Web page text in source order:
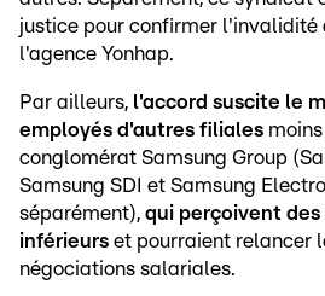
justice pour confirmer l'invalidité
l'agence Yonhap.
Par ailleurs, l'accord suscite le
employés d'autres filiales
conglomérat Samsung Group
Samsung SDI et Samsung
séparément), qui perçoivent des
inférieurs et pourraient relancer
négociations salariales.